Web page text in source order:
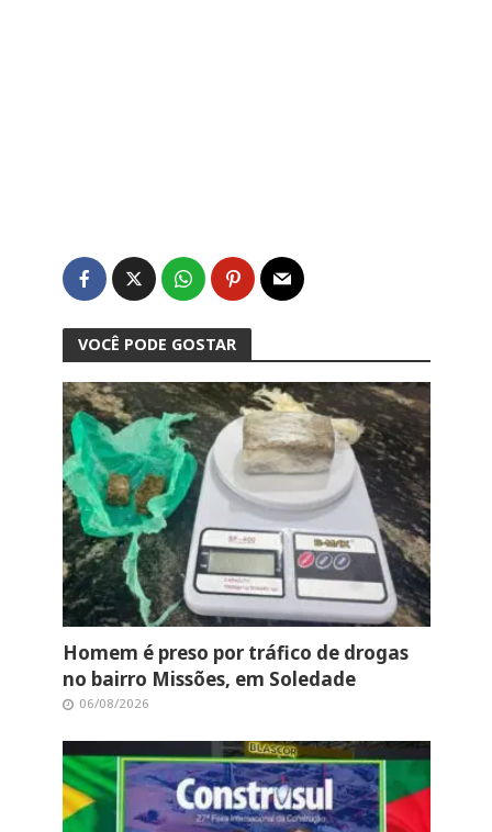
VOCÊ PODE GOSTAR
Homem é preso por tráfico de drogas
no bairro Missões, em Soledade
06/08/2026